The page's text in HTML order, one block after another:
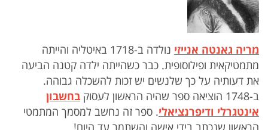
מריה גאנטה אנייזי
נולדה ב-1718 באיטליה והייתה
מתמטיקאית ופילוסופית. כבר כשהייתה ילדה קטנה הביעה
את דעותיה על כך שלנשים יש זכות להשכלה גבוהה.
ב-1748 הוציאה ספר שהיה הראשון לעסוק
בחשבון
אינטגרלי ודיפרנציאלי. ספר זה נחשב למסמך המתמטי
הראשון שנכתב בידי אישה והשתמר עד היום!